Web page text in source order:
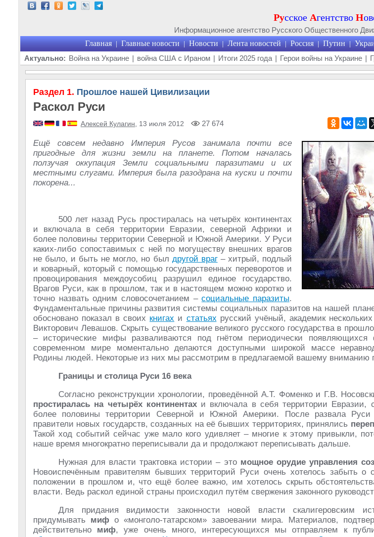
Русское Агентство Н
Информационное агентство Русского Общественного
Главная | Главные новости | Новости | Лента новостей | Россия | Путин |
Актуально: Война на Украине | война США с Ираном | Итоги 2025 года | Герои войны на Украине |
Раздел 1. Прошлое нашей Цивилизации
Раскол Руси
Алексей Кулагин , 13 июля 2012 27 674
Ещё совсем недавно Империя Русов занимала почти все
пригодные для жизни земли на планете. Потом началась
ползучая оккупация Земли социальными паразитами и их
местными слугами. Империя была разодрана на куски и почти
покорена...
500 лет назад Русь простиралась на четырёх континентах
и включала в себя территории Евразии, северной Африки и
более половины территории Северной и Южной Америки. У Руси
каких-либо сопоставимых с ней по могуществу внешних врагов
не было, и быть не могло, но был другой враг– хитрый, подлый
и коварный, который с помощью государственных переворотов и
провоцирования междоусобиц разрушил единое государство.
Врагов Руси, как в прошлом, так и в настоящем можно коротко и
точно назвать одним словосочетанием –социальные паразиты.
Фундаментальные причины развития системы социальных паразитов на нашей
обосновано показал в своих книгах и статьях русский учёный, академик
Викторович Левашов. Скрыть существование великого русского государства в
– исторические мифы разваливаются под гнётом периодически появляющихся
современном мире моментально делаются доступными широкой массе
Родины людей. Некоторые из них мы рассмотрим в предлагаемой вашему вниманию
Границы и столица Руси 16 века
Согласно реконструкции хронологии, проведённой А.Т. Фоменко и Г.В.
простиралась на четырёх континентахи включала в себя территории Евразии,
более половины территории Северной и Южной Америки. После развала
правители новых государств, созданных на её бывших территориях, принялись
Такой ход событий сейчас уже мало кого удивляет – многие к этому привыкли,
наше время многократно переписывали да и продолжают переписывать дальше.
Нужная для власти трактовка истории – это мощное орудие управления
Новоиспечённым правителям бывших территорий Руси очень хотелось забыть о
положении в прошлом и, что ещё более важно, им хотелось скрыть
власти. Ведь раскол единой страны происходил путём свержения законного
Для придания видимости законности новой власти скалигеровским
придумывать мифо «монголо-татарском» завоевании мира. Материалов,
действительно миф, уже очень много, интересующихся мы отправляем к